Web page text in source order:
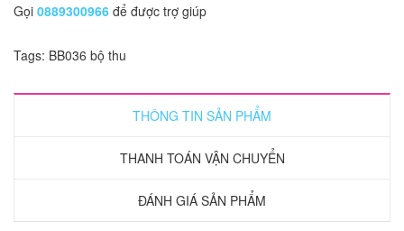
Gọi 0889300966 để được trợ giúp
Tags: BB036 bộ thu
THÔNG TIN SẢN PHẨM
THANH TOÁN VẬN CHUYỂN
ĐÁNH GIÁ SẢN PHẨM